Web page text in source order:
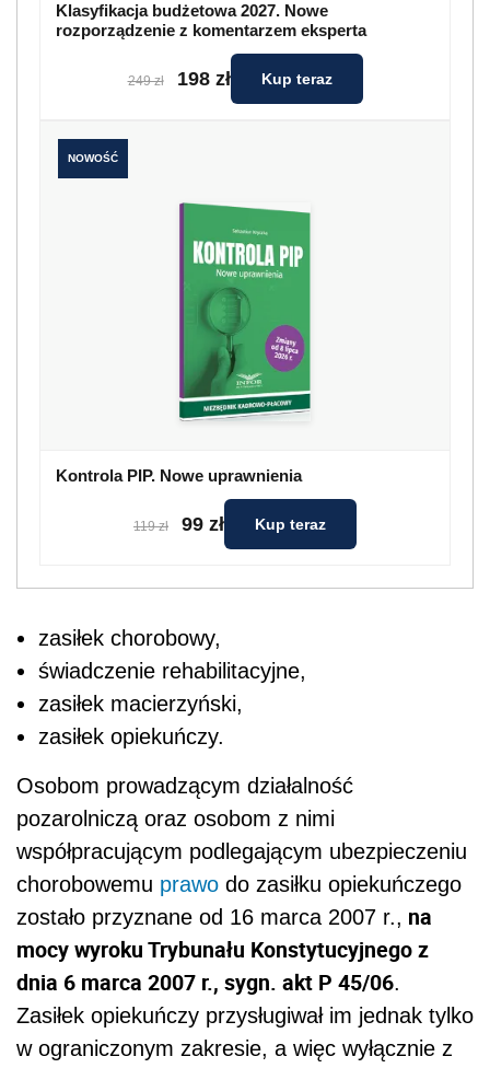
Klasyfikacja budżetowa 2027. Nowe
rozporządzenie z komentarzem eksperta
249 zł 198 zł Kup teraz
NOWOŚĆ
Kontrola PIP. Nowe uprawnienia
119 zł 99 zł Kup teraz
zasiłek chorobowy,
świadczenie rehabilitacyjne,
zasiłek macierzyński,
zasiłek opiekuńczy.
Osobom prowadzącym działalność
pozarolniczą oraz osobom z nimi
współpracującym podlegającym ubezpieczeniu
chorobowemu prawo do zasiłku opiekuńczego
zostało przyznane od 16 marca 2007 r., na
mocy wyroku Trybunału Konstytucyjnego z
dnia 6 marca 2007 r., sygn. akt P 45/06.
Zasiłek opiekuńczy przysługiwał im jednak tylko
w ograniczonym zakresie, a więc wyłącznie z